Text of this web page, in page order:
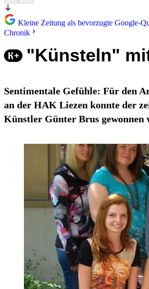
Kleine Zeitung als bevorzugte Google-
Chronik
"Künsteln"
Sentimentale Gefühle: Für den
an der HAK Liezen konnte der
Künstler Günter Brus gewonnen